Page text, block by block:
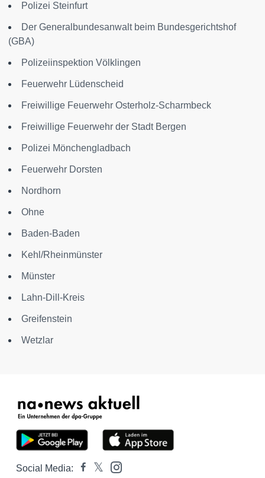
Polizei Steinfurt
Der Generalbundesanwalt beim Bundesgerichtshof
(GBA)
Polizeiinspektion Völklingen
Feuerwehr Lüdenscheid
Freiwillige Feuerwehr Osterholz-Scharmbeck
Freiwillige Feuerwehr der Stadt Bergen
Polizei Mönchengladbach
Feuerwehr Dorsten
Nordhorn
Ohne
Baden-Baden
Kehl/Rheinmünster
Münster
Lahn-Dill-Kreis
Greifenstein
Wetzlar
Social Media: